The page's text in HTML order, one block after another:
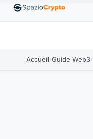
↑1.10% EthereumETH
Accueil/Guide Web3/